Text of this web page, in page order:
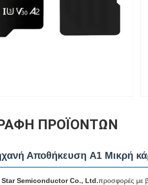
ΠΡΟΪΌΝΤΩΝ
Αποθήκευση A1 Μικρή
Semiconductor Co., Ltd.προσφορές με